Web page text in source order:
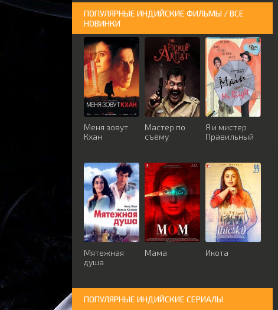
ПОПУЛЯРНЫЕ ИНДИЙСКИЕ ФИЛЬМЫ / ВСЕ
НОВИНКИ
Меня зовут
Кхан
Мастер по
съёму
Я и мистер
Правильный
Мятежная
душа
Мама Икота
ПОПУЛЯРНЫЕ ИНДИЙСКИЕ СЕРИАЛЫ